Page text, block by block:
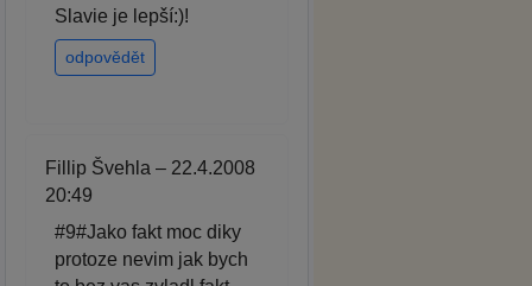
Slavie je lepší:)!
odpovědět
Fillip Švehla – 22.4.2008
20:49
#9#Jako fakt moc diky
protoze nevim jak bych